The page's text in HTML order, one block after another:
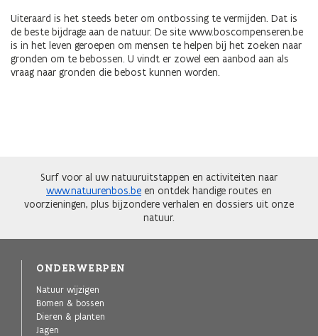
Uiteraard is het steeds beter om ontbossing te vermijden. Dat is
de beste bijdrage aan de natuur. De site www.boscompenseren.be
is in het leven geroepen om mensen te helpen bij het zoeken naar
gronden om te bebossen. U vindt er zowel een aanbod aan als
vraag naar gronden die bebost kunnen worden.
Surf voor al uw natuuruitstappen en activiteiten naar
www.natuurenbos.be en ontdek handige routes en
voorzieningen, plus bijzondere verhalen en dossiers uit onze
natuur.
ONDERWERPEN
Natuur wijzigen
Bomen & bossen
Dieren & planten
Jagen